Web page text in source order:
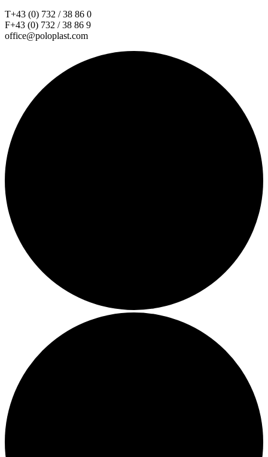
T+43 (0) 732 / 38 86 0
F+43 (0) 732 / 38 86 9
office@poloplast.com